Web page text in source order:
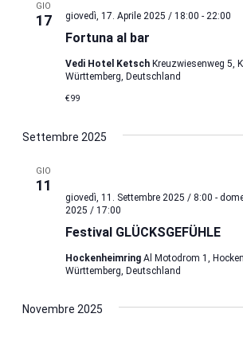
GIO
17
Fortuna al bar
giovedì, 17. Aprile 2025 / 18:00 - 22:00
Vedi Hotel Ketsch Kreuzwiesenweg 5,
Württemberg, Deutschland
€99
Settembre 2025
GIO
11
Festival GLÜCKSGEFÜHLE
giovedì, 11. Settembre 2025 / 8:00 -
2025 / 17:00
Hockenheimring Al Motodrom 1,
Württemberg, Deutschland
Novembre 2025